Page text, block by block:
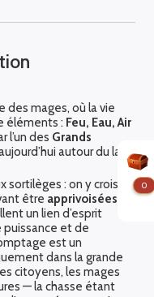
0
des mages, où la vie
éléments : Feu, Eau, Air
l’un des Grands
autour du lac
sortilèges : on y croise
être apprivoisées
un lien d’esprit
puissance et de
est un
dans la grande
citoyens, les mages
— la chasse étant